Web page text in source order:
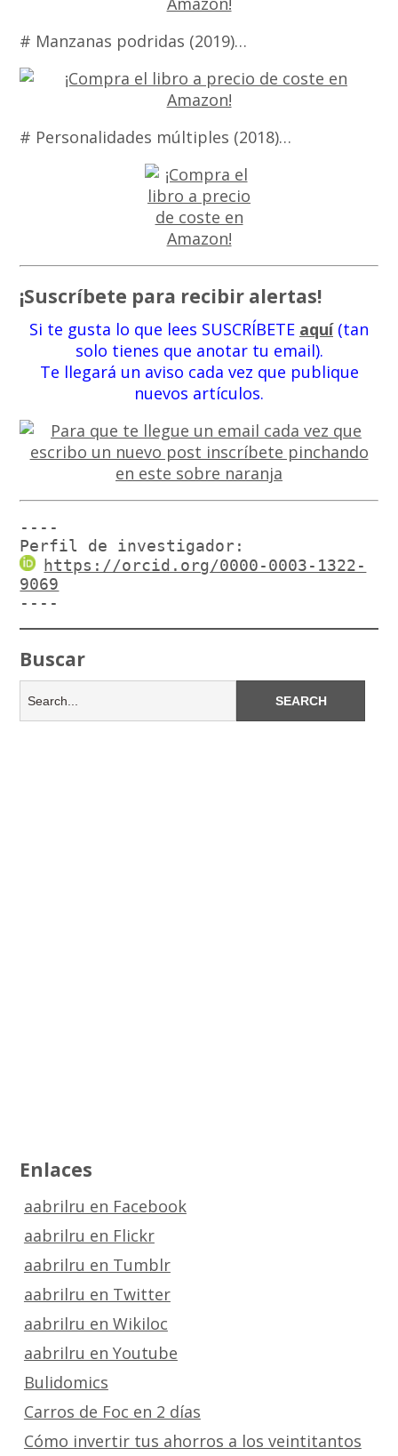
# Manzanas podridas (2019)…
# Personalidades múltiples (2018)…
¡Suscríbete para recibir alertas!
Si te gusta lo que lees SUSCRÍBETE aquí(tan
solo tienes que anotar tu email).
Te llegará un aviso cada vez que publique
nuevos artículos.
----
Perfil de investigador:
https://orcid.org/0000-0003-1322-
9069
----
Buscar
Enlaces
aabrilru en Facebook
aabrilru en Flickr
aabrilru en Tumblr
aabrilru en Twitter
aabrilru en Wikiloc
aabrilru en Youtube
Bulidomics
Carros de Foc en 2 días
Cómo invertir tus ahorros a los veintitantos